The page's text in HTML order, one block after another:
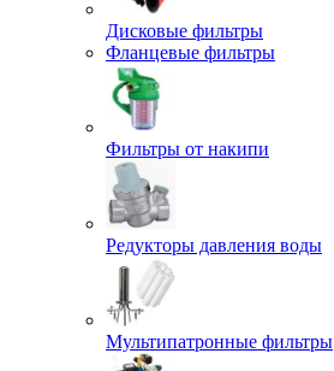
Дисковые фильтры
Фланцевые фильтры
Фильтры от накипи
Редукторы давления воды
Мультипатронные фильтры